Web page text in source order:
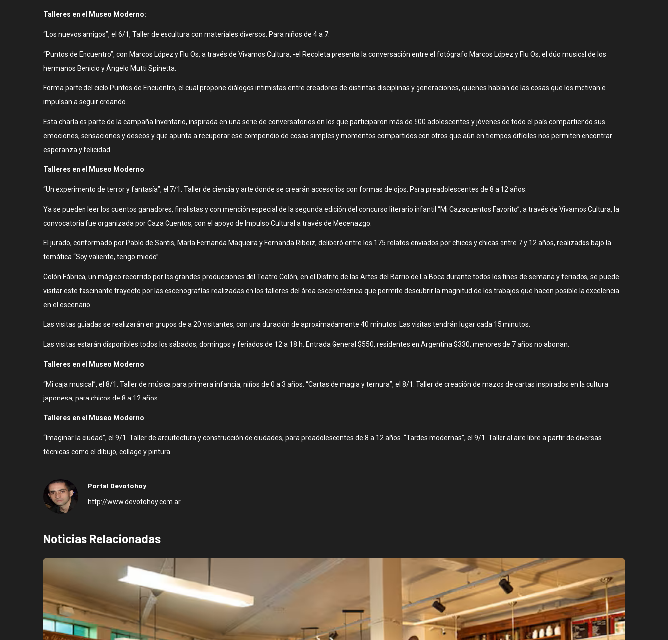
Talleres en el Museo Moderno:
“Los nuevos amigos”, el 6/1, Taller de escultura con materiales diversos. Para niños de 4 a 7.
“Puntos de Encuentro”, con Marcos López y Flu Os, a través de Vivamos Cultura, -el Recoleta presenta la conversación entre el fotógrafo Marcos López y Flu Os, el dúo musical de los
hermanos Benicio y Ángelo Mutti Spinetta.
Forma parte del ciclo Puntos de Encuentro, el cual propone diálogos intimistas entre creadores de distintas disciplinas y generaciones, quienes hablan de las cosas que los motivan e
impulsan a seguir creando.
Esta charla es parte de la campaña Inventario, inspirada en una serie de conversatorios en los que participaron más de 500 adolescentes y jóvenes de todo el país compartiendo sus
emociones, sensaciones y deseos y que apunta a recuperar ese compendio de cosas simples y momentos compartidos con otros que aún en tiempos difíciles nos permiten encontrar
esperanza y felicidad.
Talleres en el Museo Moderno
“Un experimento de terror y fantasía”, el 7/1. Taller de ciencia y arte donde se crearán accesorios con formas de ojos. Para preadolescentes de 8 a 12 años.
Ya se pueden leer los cuentos ganadores, finalistas y con mención especial de la segunda edición del concurso literario infantil “Mi Cazacuentos Favorito”, a través de Vivamos Cultura, la
convocatoria fue organizada por Caza Cuentos, con el apoyo de Impulso Cultural a través de Mecenazgo.
El jurado, conformado por Pablo de Santis, María Fernanda Maqueira y Fernanda Ribeiz, deliberó entre los 175 relatos enviados por chicos y chicas entre 7 y 12 años, realizados bajo la
temática “Soy valiente, tengo miedo”.
Colón Fábrica, un mágico recorrido por las grandes producciones del Teatro Colón, en el Distrito de las Artes del Barrio de La Boca durante todos los fines de semana y feriados, se puede
visitar este fascinante trayecto por las escenografías realizadas en los talleres del área escenotécnica que permite descubrir la magnitud de los trabajos que hacen posible la excelencia
en el escenario.
Las visitas guiadas se realizarán en grupos de a 20 visitantes, con una duración de aproximadamente 40 minutos. Las visitas tendrán lugar cada 15 minutos.
Las visitas estarán disponibles todos los sábados, domingos y feriados de 12 a 18 h. Entrada General $550, residentes en Argentina $330, menores de 7 años no abonan.
Talleres en el Museo Moderno
“Mi caja musical”, el 8/1. Taller de música para primera infancia, niños de 0 a 3 años. “Cartas de magia y ternura”, el 8/1. Taller de creación de mazos de cartas inspirados en la cultura
japonesa, para chicos de 8 a 12 años.
Talleres en el Museo Moderno
“Imaginar la ciudad”, el 9/1. Taller de arquitectura y construcción de ciudades, para preadolescentes de 8 a 12 años. “Tardes modernas”, el 9/1. Taller al aire libre a partir de diversas
técnicas como el dibujo, collage y pintura.
Portal Devotohoy
http://www.devotohoy.com.ar
Noticias Relacionadas